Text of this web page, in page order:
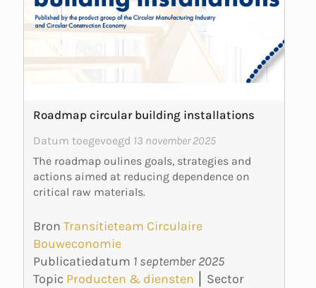
Roadmap circular building installations
Datum toegevoegd 13 november 2025
The roadmap oulines goals, strategies and
actions aimed at reducing dependence on
critical raw materials.
Bron Transitieteam Circulaire
Bouweconomie
Publicatiedatum 1 september 2025
Topic Producten & diensten
Sector